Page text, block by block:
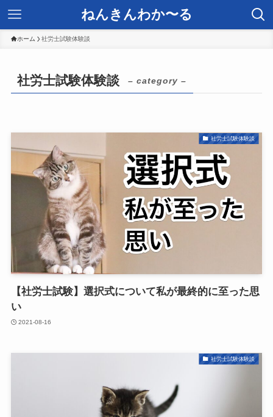
ねんきんわか〜る
ホーム 社労士試験体験談
社労士試験体験談 – category –
社労士試験体験談
【社労士試験】選択式について私が最終的に至った思
い
2021-08-16
社労士試験体験談